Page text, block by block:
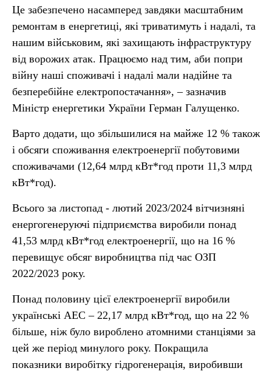
Це забезпечено насамперед завдяки масштабним
ремонтам в енергетиці, які триватимуть і надалі, та
нашим військовим, які захищають інфраструктуру
від ворожих атак. Працюємо над тим, аби попри
війну наші споживачі і надалі мали надійне та
безперебійне електропостачання», – зазначив
Міністр енергетики України Герман Галущенко.
Варто додати, що збільшилися на майже 12 % також
і обсяги споживання електроенергії побутовими
споживачами (12,64 млрд кВт*год проти 11,3 млрд
кВт*год).
Всього за листопад - лютий 2023/2024 вітчизняні
енергогенеруючі підприємства виробили понад
41,53 млрд кВт*год електроенергії, що на 16 %
перевищує обсяг виробництва під час ОЗП
2022/2023 року.
Понад половину цієї електроенергії виробили
українські АЕС – 22,17 млрд кВт*год, що на 22 %
більше, ніж було вироблено атомними станціями за
цей же період минулого року. Покращила
показники виробітку гідрогенерація, виробивши